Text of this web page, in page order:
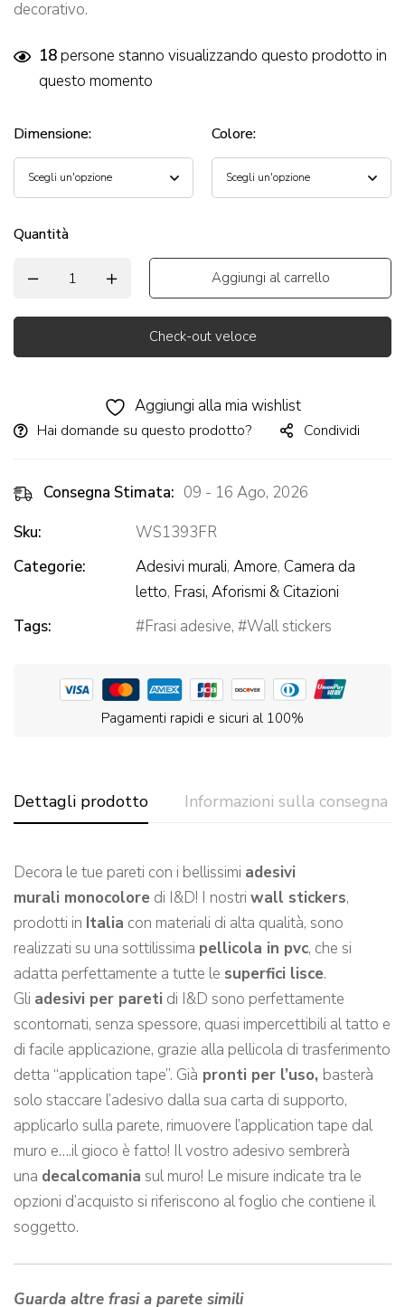
decorativo.
18persone stanno visualizzando questo prodotto in
questo momento
Dimensione: Colore:
Quantità
Aggiungi al carrello
Check-out veloce
Aggiungi alla mia wishlist
Hai domande su questo prodotto? Condividi
Consegna Stimata: 09 - 16 Ago, 2026
Sku:
WS1393FR
Categorie:
Adesivi murali, Amore, Camera da
letto, Frasi, Aforismi & Citazioni
Tags:
Frasi adesive, Wall stickers
Pagamenti rapidi e sicuri al 100%
Dettagli prodotto Informazioni sulla consegna
Decora le tue pareti con i bellissimi adesivi
murali monocolore di I&D! I nostri wall stickers,
prodotti in Italia con materiali di alta qualità, sono
realizzati su una sottilissima pellicola in pvc, che si
adatta perfettamente a tutte le superfici lisce.
Gli adesivi per pareti di I&D sono perfettamente
scontornati, senza spessore, quasi impercettibili al tatto e
di facile applicazione, grazie alla pellicola di trasferimento
detta “application tape”. Già pronti per l’uso, basterà
solo staccare l’adesivo dalla sua carta di supporto,
applicarlo sulla parete, rimuovere l’application tape dal
muro e….il gioco è fatto! Il vostro adesivo sembrerà
una decalcomania sul muro! Le misure indicate tra le
opzioni d’acquisto si riferiscono al foglio che contiene il
soggetto.
Guarda altre frasi a parete simili